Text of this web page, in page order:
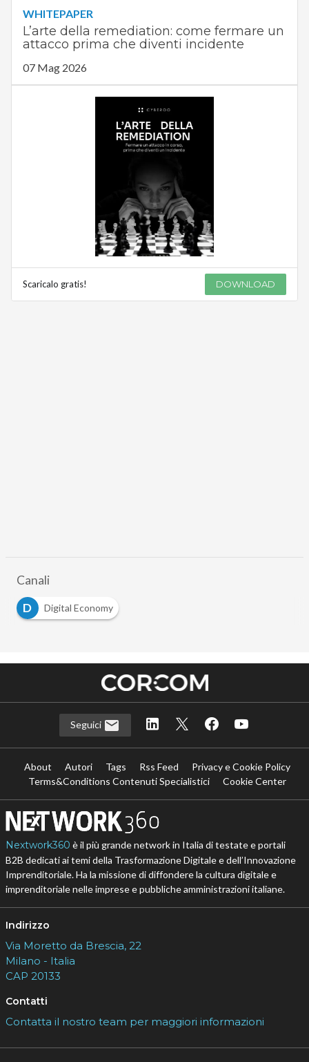
WHITEPAPER
L’arte della remediation: come fermare un
attacco prima che diventi incidente
07 Mag 2026
Scaricalo gratis! DOWNLOAD
Canali
D
Digital Economy
Seguici
About Autori Tags Rss Feed
Privacy e Cookie Policy
Terms&Conditions Contenuti Specialistici
Cookie Center
Nextwork360 è il più grande network in Italia di testate e portali
B2B dedicati ai temi della Trasformazione Digitale e dell’Innovazione
Imprenditoriale. Ha la missione di diffondere la cultura digitale e
imprenditoriale nelle imprese e pubbliche amministrazioni italiane.
Indirizzo
Via Moretto da Brescia, 22
Milano - Italia
CAP 20133
Contatti
Contatta il nostro team per maggiori informazioni